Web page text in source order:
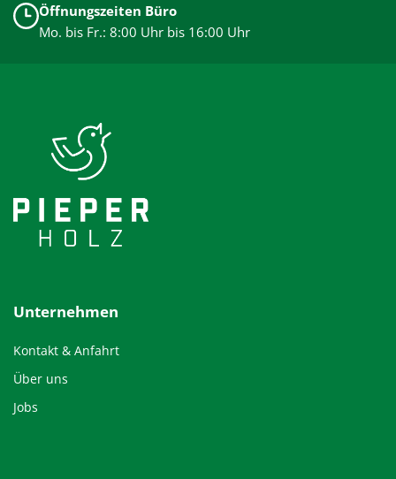
Öffnungszeiten Büro
Mo. bis Fr.: 8:00 Uhr bis 16:00 Uhr
Unternehmen
Kontakt & Anfahrt
Über uns
Jobs